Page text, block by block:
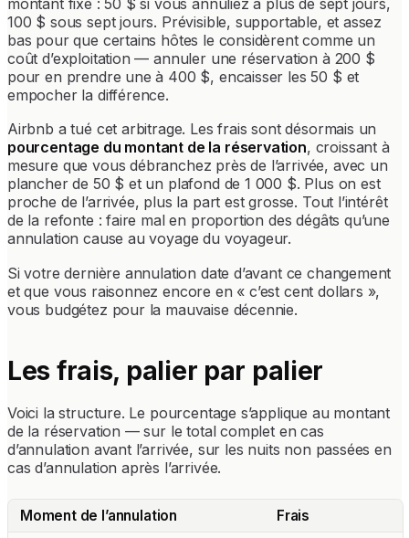
100 $ sous sept jours. Prévisible, supportable, et assez
bas pour que certains hôtes le considèrent comme un
coût d’exploitation — annuler une réservation à 200 $
pour en prendre une à 400 $, encaisser les 50 $ et
empocher la différence.
Airbnb a tué cet arbitrage. Les frais sont désormais un
pourcentage du montant de la réservation, croissant à
mesure que vous débranchez près de l’arrivée, avec un
plancher de 50 $ et un plafond de 1 000 $. Plus on est
proche de l’arrivée, plus la part est grosse. Tout l’intérêt
de la refonte : faire mal en proportion des dégâts qu’une
annulation cause au voyage du voyageur.
Si votre dernière annulation date d’avant ce changement
et que vous raisonnez encore en « c’est cent dollars »,
vous budgétez pour la mauvaise décennie.
Les frais, palier par palier
Voici la structure. Le pourcentage s’applique au montant
de la réservation — sur le total complet en cas
d’annulation avant l’arrivée, sur les nuits non passées en
cas d’annulation après l’arrivée.
Moment de l’annulation
Frais